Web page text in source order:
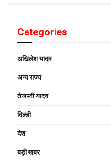
Categories
अखिलेश यादव
अन्य राज्य
तेजस्वी यादव
दिल्ली
देश
बड़ी खबर